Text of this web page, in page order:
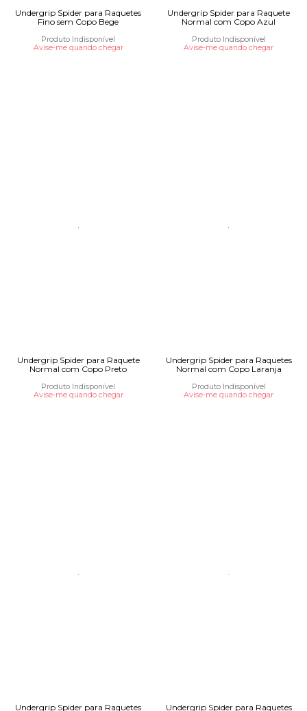
Undergrip Spider para Raquetes
Fino sem Copo Bege
Produto Indisponível
Avise-me quando chegar
Undergrip Spider para Raquete
Normal com Copo Azul
Produto Indisponível
Avise-me quando chegar
Undergrip Spider para Raquete
Normal com Copo Preto
Produto Indisponível
Avise-me quando chegar
Undergrip Spider para Raquetes
Normal com Copo Laranja
Produto Indisponível
Avise-me quando chegar
Undergrip Spider para Raquetes
Undergrip Spider para Raquetes